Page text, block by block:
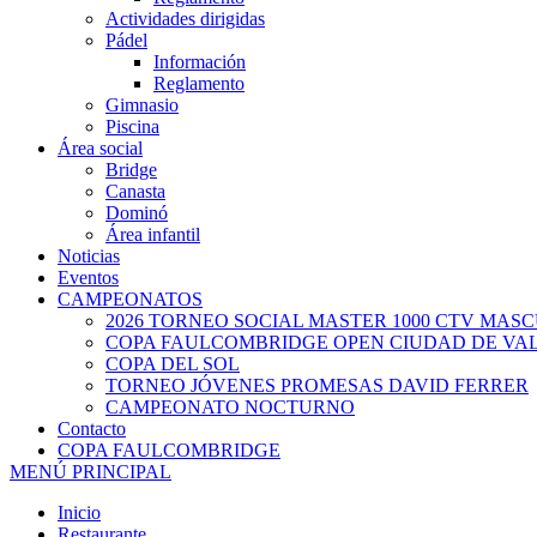
Actividades dirigidas
Pádel
Información
Reglamento
Gimnasio
Piscina
Área social
Bridge
Canasta
Dominó
Área infantil
Noticias
Eventos
CAMPEONATOS
2026 TORNEO SOCIAL MASTER 1000 CTV
COPA FAULCOMBRIDGE OPEN CIUDAD DE
COPA DEL SOL
TORNEO JÓVENES PROMESAS DAVID FERRER
CAMPEONATO NOCTURNO
Contacto
COPA FAULCOMBRIDGE
MENÚ PRINCIPAL
Inicio